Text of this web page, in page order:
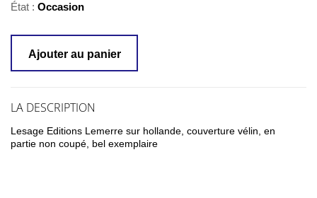
État : Occasion
Ajouter au panier
LA DESCRIPTION
Lesage Editions Lemerre sur hollande, couverture vélin, en
partie non coupé, bel exemplaire